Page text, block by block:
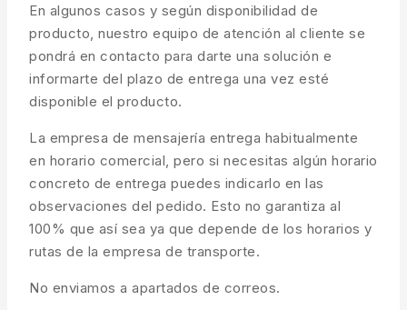
En algunos casos y según disponibilidad de
producto, nuestro equipo de atención al cliente se
pondrá en contacto para darte una solución e
informarte del plazo de entrega una vez esté
disponible el producto.
La empresa de mensajería entrega habitualmente
en horario comercial, pero si necesitas algún horario
concreto de entrega puedes indicarlo en las
observaciones del pedido. Esto no garantiza al
100% que así sea ya que depende de los horarios y
rutas de la empresa de transporte.
No enviamos a apartados de correos.